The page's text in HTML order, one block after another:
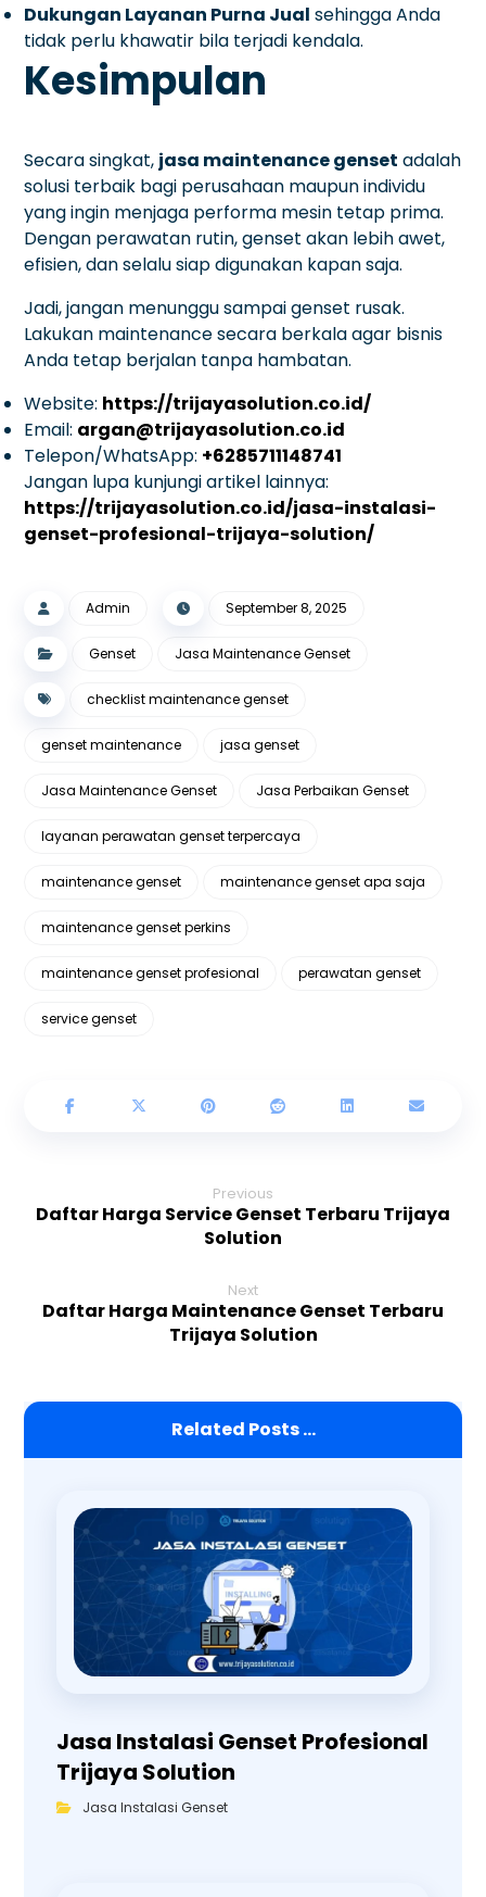
Dukungan Layanan Purna Jual sehingga Anda
tidak perlu khawatir bila terjadi kendala.
Kesimpulan
Secara singkat, jasa maintenance genset adalah
solusi terbaik bagi perusahaan maupun individu
yang ingin menjaga performa mesin tetap prima.
Dengan perawatan rutin, genset akan lebih awet,
efisien, dan selalu siap digunakan kapan saja.
Jadi, jangan menunggu sampai genset rusak.
Lakukan maintenance secara berkala agar bisnis
Anda tetap berjalan tanpa hambatan.
Website: https://trijayasolution.co.id/
Email: argan@trijayasolution.co.id
Telepon/WhatsApp: +6285711148741
Jangan lupa kunjungi artikel lainnya:
https://trijayasolution.co.id/jasa-instalasi-
genset-profesional-trijaya-solution/
Admin September 8, 2025
Genset Jasa Maintenance Genset
checklist maintenance genset
genset maintenance jasa genset
Jasa Maintenance Genset Jasa Perbaikan Genset
layanan perawatan genset terpercaya
maintenance genset maintenance genset apa saja
maintenance genset perkins
maintenance genset profesional perawatan genset
service genset
Previous
Daftar Harga Service Genset Terbaru Trijaya
Solution
Next
Daftar Harga Maintenance Genset Terbaru
Trijaya Solution
Related Posts ...
Jasa Instalasi Genset Profesional
Trijaya Solution
Jasa Instalasi Genset